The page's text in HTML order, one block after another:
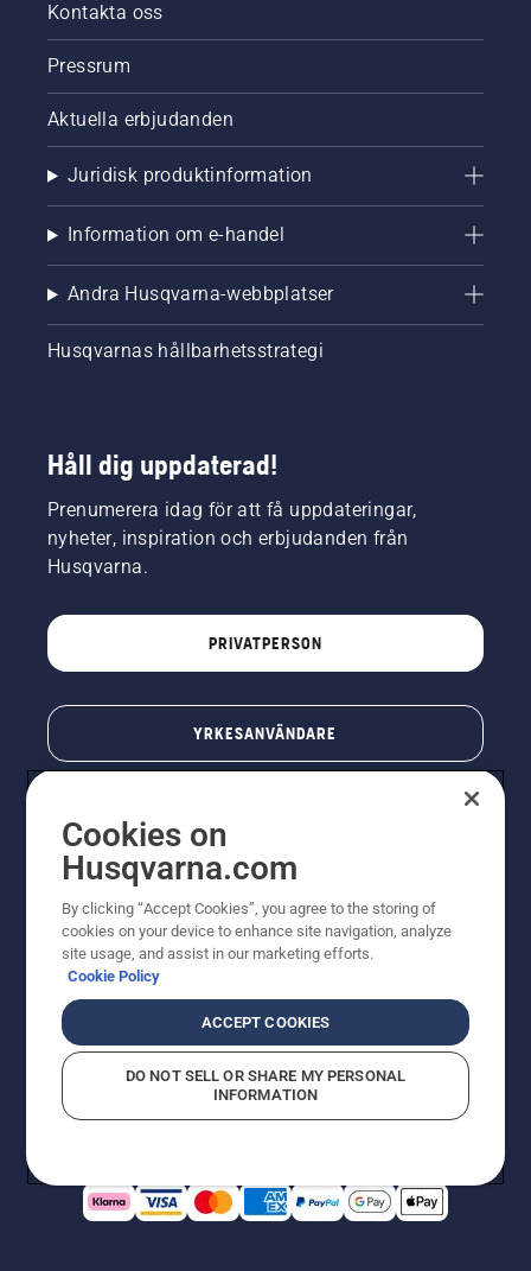
Kontakta oss
Pressrum
Aktuella erbjudanden
Juridisk produktinformation
Information om e-handel
Andra Husqvarna-webbplatser
Husqvarnas hållbarhetsstrategi
Håll dig uppdaterad!
Prenumerera idag för att få uppdateringar,
nyheter, inspiration och erbjudanden från
Husqvarna.
PRIVATPERSON
YRKESANVÄNDARE
© Husqvarna AB (publ). All rights reserved. Priserna
som visas är rekommenderade cirkapriser. Alla angivna
priser är rekommenderade försäljningspriser (inkl.
moms) om inte produkten är tillgänglig för direkt köp.
CookiepolicyAnvändningsvillkor Sekretessmeddelande
Rapportera misstänkta överträdelser
Cookies on
Husqvarna.com
By clicking “Accept Cookies”, you agree to the storing of
cookies on your device to enhance site navigation, analyze
site usage, and assist in our marketing efforts.
Cookie Policy
ACCEPT COOKIES
DO NOT SELL OR SHARE MY PERSONAL
INFORMATION